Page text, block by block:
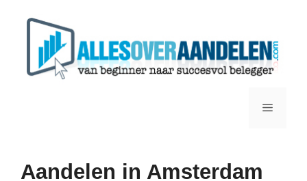
Menu
Aandelen in Amsterdam